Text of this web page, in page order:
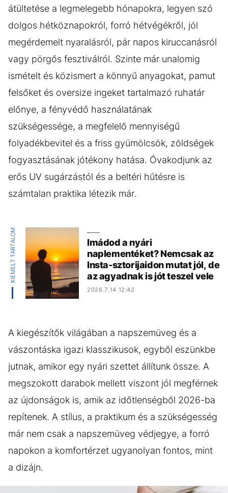
átültetése a legmelegebb hónapokra, legyen szó
dolgos hétköznapokról, forró hétvégékről, jól
megérdemelt nyaralásról, pár napos kiruccanásról
vagy pörgős fesztiválról. Szinte már unalomig
ismételt és közismert a könnyű anyagokat, pamut
felsőket és oversize ingeket tartalmazó ruhatár
előnye, a fényvédő használatának
szükségessége, a megfelelő mennyiségű
folyadékbevitel és a friss gyümölcsök, zöldségek
fogyasztásának jótékony hatása. Óvakodjunk az
erős UV sugárzástól és a beltéri hűtésre is
számtalan praktika létezik már.
KIEMELT TARTALOM
Imádod a nyári
naplementéket? Nemcsak az
Insta-sztorijaidon mutat jól, de
az agyadnak is jót teszel vele
2026.7.14 12:42
A kiegészítők világában a napszemüveg és a
vászontáska igazi klasszikusok, egyből eszünkbe
jutnak, amikor egy nyári szettet állítunk össze. A
megszokott darabok mellett viszont jól megférnek
az újdonságok is, amik az időtlenségből 2026-ba
repítenek. A stílus, a praktikum és a szükségesség
már nem csak a napszemüveg védjegye, a forró
napokon a komfortérzet ugyanolyan fontos, mint
a dizájn.